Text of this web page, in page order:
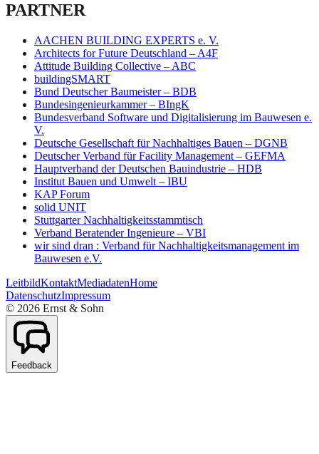
PARTNER
AACHEN BUILDING EXPERTS e. V.
Architects for Future Deutschland – A4F
Attitude Building Collective – ABC
buildingSMART
Bund Deutscher Baumeister – BDB
Bundesingenieurkammer – BIngK
Bundesverband Software und Digitalisierung im Bauwesen e.
V.
Deutsche Gesellschaft für Nachhaltiges Bauen – DGNB
Deutscher Verband für Facility Management – GEFMA
Hauptverband der Deutschen Bauindustrie – HDB
Institut Bauen und Umwelt – IBU
KAP Forum
solid UNIT
Stuttgarter Nachhaltigkeitsstammtisch
Verband Beratender Ingenieure – VBI
wir sind dran : Verband für Nachhaltigkeitsmanagement im
Bauwesen e.V.
LeitbildKontaktMediadatenHome
DatenschutzImpressum
© 2026 Ernst & Sohn
Feedback